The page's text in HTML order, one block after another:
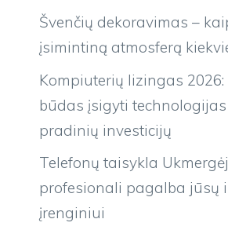
Švenčių dekoravimas –
įsimintiną atmosferą
Kompiuterių lizingas
būdas įsigyti
pradinių investicijų
Telefonų taisykla
profesionali pagalba jūsų
įrenginiui